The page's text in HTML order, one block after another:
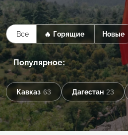
Все 🔥 Горящие Новые
Популярное:
Кавказ 63 Дагестан 23